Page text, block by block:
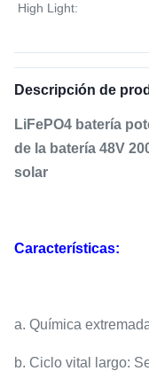
High Light:
Descripción de
LiFePO4 batería
de la batería 48V
solar
Características:
a. Química
b. Ciclo vital largo: